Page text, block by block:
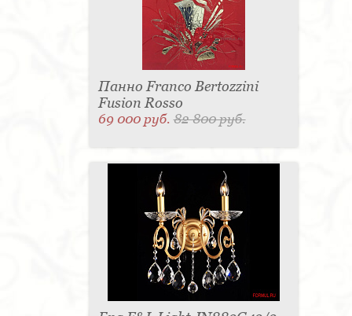
Панно Franco Bertozzini
Fusion Rosso
69 000 руб.82 800 руб.